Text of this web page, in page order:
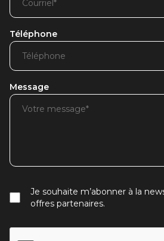
Téléphone
Message
Je souhaite m’abonner à la
offres partenaires.